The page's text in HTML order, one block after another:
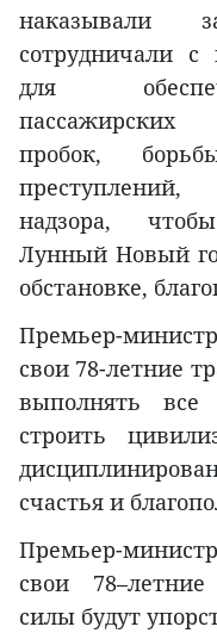
наказывали
сотрудничали
для
пассажирских
пробок,
надзора,
Лунный Новый
обстановке,
Премьер-
свои 78-летние
выполнять все
строить
счастья и
Премьер-
свои
силы будут